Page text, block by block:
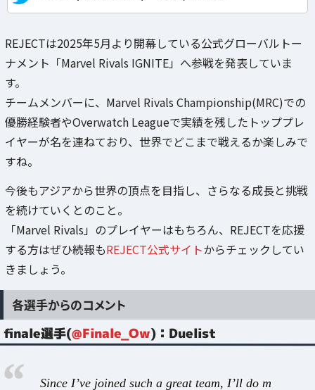
REJECTは2025年5月より開幕している公式グローバルトー
ナメント「Marvel Rivals IGNITE」へ参戦を発表していま
す。
チームメンバーに、Marvel Rivals Championship(MRC)での
優勝経験者やOverwatch Leagueで実績を残したトッププレ
イヤーが名を連ねており、世界でどこまで戦えるか楽しみで
すね。
今後もアジアから世界の頂点を目指し、さらなる成長と挑戦
を続けていくとのこと。
「Marvel Rivals」のプレイヤーはもちろん、REJECTを応援
する方はぜひ続報もREJECT公式サイトからチェックしてい
きましょう。
各選手からのコメント
finale選手(@Finale_Ow)：Duelist
Since I’ve joined such a great team, I’ll do m